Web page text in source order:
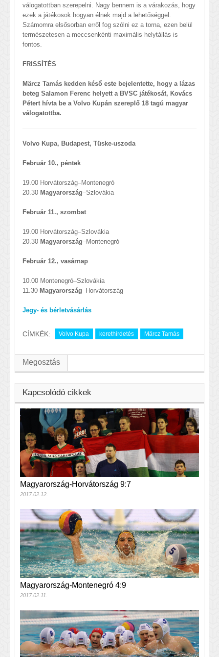
válogatottban szerepelni. Nagy bennem is a várakozás, hogy
ezek a játékosok hogyan élnek majd a lehetőséggel.
Számomra elsősorban erről fog szólni ez a torna, ezen belül
természetesen a meccsenkénti maximális helytállás is
fontos.
FRISSÍTÉS
Märcz Tamás kedden késő este bejelentette, hogy a lázas
beteg Salamon Ferenc helyett a BVSC játékosát, Kovács
Pétert hívta be a Volvo Kupán szereplő 18 tagú magyar
válogatottba.
Volvo Kupa, Budapest, Tüske-uszoda
Február 10., péntek
19.00 Horvátország–Montenegró
20.30 Magyarország–Szlovákia
Február 11., szombat
19.00 Horvátország–Szlovákia
20.30 Magyarország–Montenegró
Február 12., vasárnap
10.00 Montenegró–Szlovákia
11.30 Magyarország–Horvátország
Jegy- és bérletvásárlás
CÍMKÉK: Volvo Kupa kerethirdetés Märcz Tamás
Megosztás
Kapcsolódó cikkek
Magyarország-Horvátország 9:7
2017.02.12.
Magyarország-Montenegró 4:9
2017.02.11.